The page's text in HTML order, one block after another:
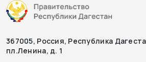
367005, Россия, Республика
пл.Ленина, д. 1